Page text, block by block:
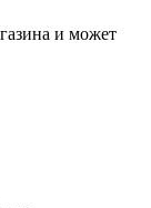
и может